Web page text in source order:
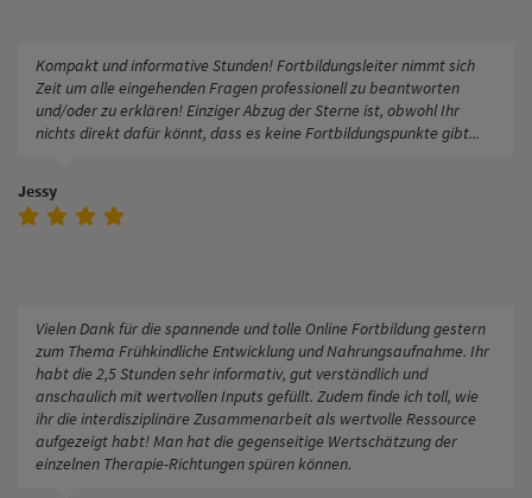
Kompakt und informative Stunden! Fortbildungsleiter nimmt sich
Zeit um alle eingehenden Fragen professionell zu beantworten
und/oder zu erklären! Einziger Abzug der Sterne ist, obwohl Ihr
nichts direkt dafür könnt, dass es keine Fortbildungspunkte gibt...
Jessy
Vielen Dank für die spannende und tolle Online Fortbildung gestern
zum Thema Frühkindliche Entwicklung und Nahrungsaufnahme. Ihr
habt die 2,5 Stunden sehr informativ, gut verständlich und
anschaulich mit wertvollen Inputs gefüllt. Zudem finde ich toll, wie
ihr die interdisziplinäre Zusammenarbeit als wertvolle Ressource
aufgezeigt habt! Man hat die gegenseitige Wertschätzung der
einzelnen Therapie-Richtungen spüren können.